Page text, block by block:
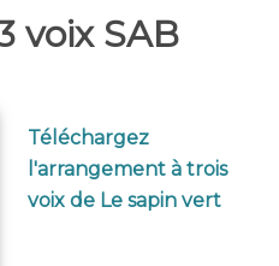
voix SAB
Téléchargez
l'arrangement à trois
voix de Le sapin vert